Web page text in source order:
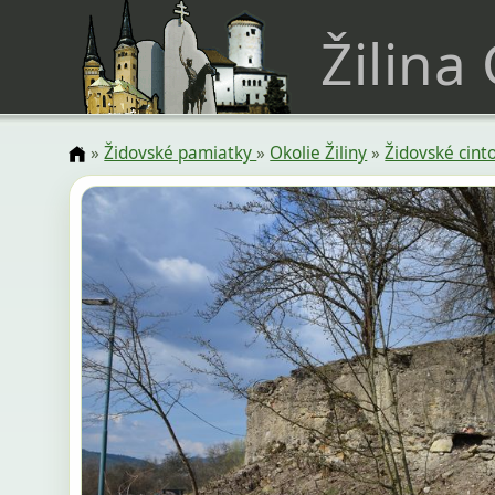
Žilina
»Židovské pamiatky» Okolie Žiliny»Židovské